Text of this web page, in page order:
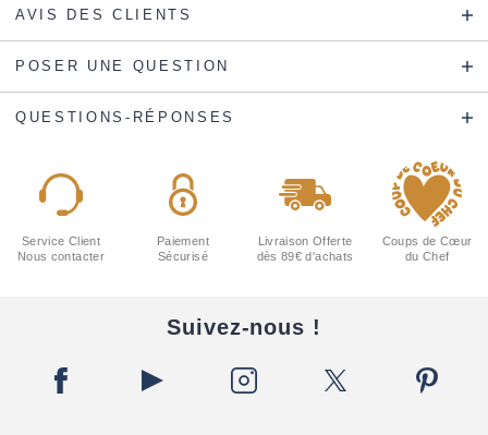
AVIS DES CLIENTS
POSER UNE QUESTION
QUESTIONS-RÉPONSES
Service Client
Nous contacter
Paiement
Sécurisé
Livraison Offerte
dès 89€ d'achats
Coups de Cœur
du Chef
Suivez-nous !